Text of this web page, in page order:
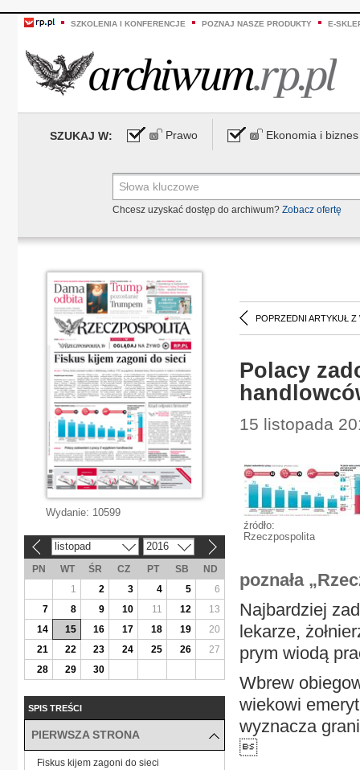
SZKOLENIA I KONFERENCJE POZNAJ NASZE PRODUKTY E-
SZUKAJ W: Prawo Ekonomia i biznes
Chcesz uzyskać dostęp do archiwum? Zobacz ofertę
POPRZEDNI ARTYKUŁ Z
Polacy
15 listopada
źródło:
Rzeczpospolita
poznała
Najbardziej
lekarze,
prym wiodą
Wbrew
wiekowi
wyznacza

Wydanie: 10599
listopad 2016
PN WT ŚR CZ PT SB
ND
1
2 3 4 5
6
7
8 9 10 11 12
13
14
15 16 17 18 19
20
21
22 23 24 25 26
27
28
29 30
SPIS TREŚCI
PIERWSZA STRONA
Fiskus kijem zagoni do sieci